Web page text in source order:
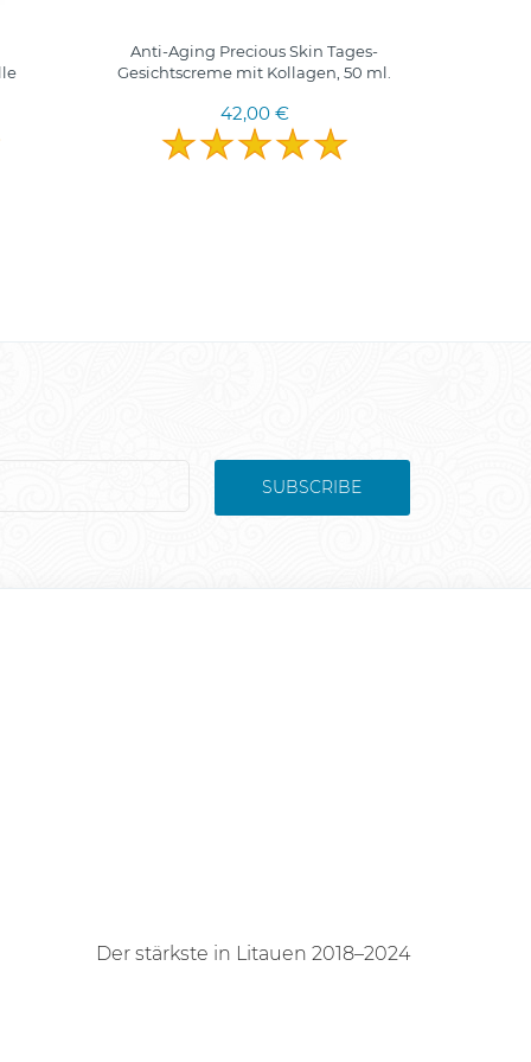
Anti-Aging Precious Skin Tages-
Gesichtscreme mit Kollagen, 50 ml.
42,00 €
SUBSCRIBE
Der stärkste in Litauen 2018–2024